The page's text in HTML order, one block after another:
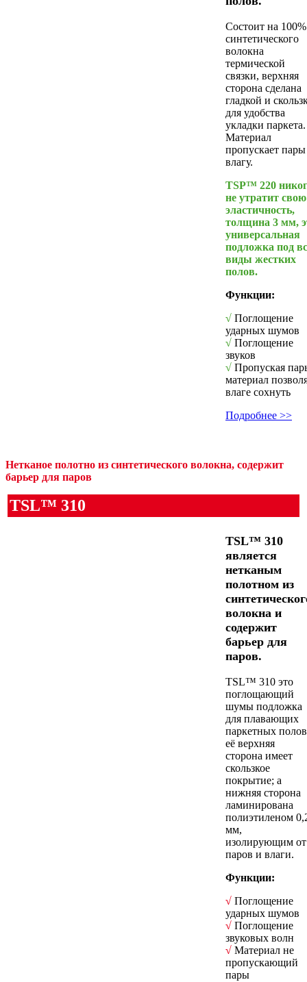
Состоит на
синтетического
волокна
термической
связки, верхняя
сторона сделана
гладкой и
для удобства
укладки паркета.
Материал
пропускает
влагу.
TSP™ 220
не утратит свою
эластичность,
толщина 3 мм,
универсальная
подложка под
виды жестких
полов.
Функции:
√ Поглощение
ударных шумов
√ Поглощение
звуков
√ Пропуская
материал
влаге сохнуть
Подробнее >>
Нетканое полотно из синтетического волокна, содержит
барьер для паров
TSL™ 310
TSL™ 310
является
нетканым
полотном из
волокна и
содержит
барьер для
паров.
TSL™ 310 это
поглощающий
шумы подложка
для плавающих
паркетных
её верхняя
сторона имеет
скользкое
покрытие; а
нижняя сторона
ламинирована
полиэтиленом
мм,
изолирующим от
паров и влаги.
Функции:
√ Поглощение
ударных шумов
√ Поглощение
звуковых волн
√ Материал не
пропускающий
пары